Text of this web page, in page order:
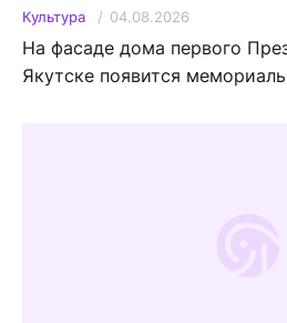
Культура 04.08.2026
На фасаде дома первого
Якутске появится